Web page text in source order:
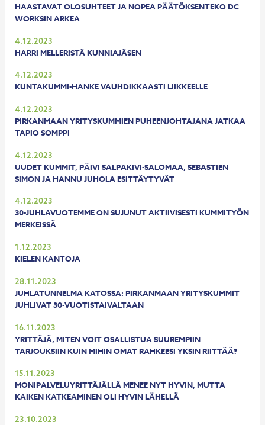
HAASTAVAT OLOSUHTEET JA NOPEA PÄÄTÖKSENTEKO DC
WORKSIN ARKEA
HARRI MELLERISTÄ KUNNIAJÄSEN
4.12.2023
KUNTAKUMMI-HANKE VAUHDIKKAASTI LIIKKEELLE
4.12.2023
PIRKANMAAN YRITYSKUMMIEN PUHEENJOHTAJANA JATKAA
TAPIO SOMPPI
4.12.2023
UUDET KUMMIT, PÄIVI SALPAKIVI-SALOMAA, SEBASTIEN
SIMON JA HANNU JUHOLA ESITTÄYTYVÄT
4.12.2023
30-JUHLAVUOTEMME ON SUJUNUT AKTIIVISESTI KUMMITYÖN
MERKEISSÄ
4.12.2023
KIELEN KANTOJA
1.12.2023
JUHLATUNNELMA KATOSSA: PIRKANMAAN YRITYSKUMMIT
JUHLIVAT 30-VUOTISTAIVALTAAN
28.11.2023
YRITTÄJÄ, MITEN VOIT OSALLISTUA SUUREMPIIN
TARJOUKSIIN KUIN MIHIN OMAT RAHKEESI YKSIN RIITTÄÄ?
16.11.2023
MONIPALVELUYRITTÄJÄLLÄ MENEE NYT HYVIN, MUTTA
KAIKEN KATKEAMINEN OLI HYVIN LÄHELLÄ
15.11.2023
23.10.2023